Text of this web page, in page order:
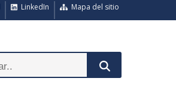
Mapa del sitio
LinkedIn